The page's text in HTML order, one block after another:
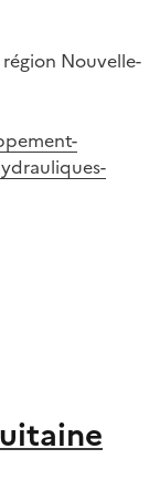
région Nouvelle-